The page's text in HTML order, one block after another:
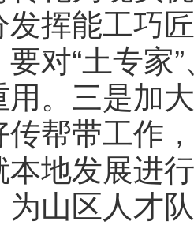
挥能工巧
对“土专家
。三是加
传帮带工作
本地发展进
山区人才